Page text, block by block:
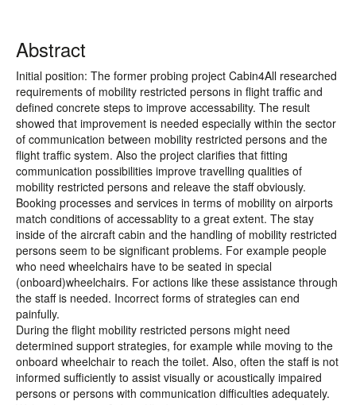
Abstract
Initial position: The former probing project Cabin4All researched
requirements of mobility restricted persons in flight traffic and
defined concrete steps to improve accessability. The result
showed that improvement is needed especially within the sector
of communication between mobility restricted persons and the
flight traffic system. Also the project clarifies that fitting
communication possibilities improve travelling qualities of
mobility restricted persons and releave the staff obviously.
Booking processes and services in terms of mobility on airports
match conditions of accessablity to a great extent. The stay
inside of the aircraft cabin and the handling of mobility restricted
persons seem to be significant problems. For example people
who need wheelchairs have to be seated in special
(onboard)wheelchairs. For actions like these assistance through
the staff is needed. Incorrect forms of strategies can end
painfully.
During the flight mobility restricted persons might need
determined support strategies, for example while moving to the
onboard wheelchair to reach the toilet. Also, often the staff is not
informed sufficiently to assist visually or acoustically impaired
persons or persons with communication difficulties adequately.